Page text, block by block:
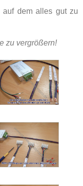
auf dem alles gut zu
zu vergrößern!